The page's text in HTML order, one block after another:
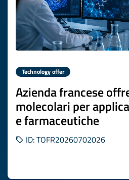
Technology offer
Azienda francese
molecolari per
e farmaceutiche
ID: TOFR20260702026